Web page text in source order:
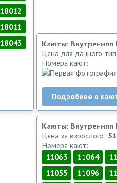
18012
18011
18043
Каюты: Внутренняя
Цена для данного
Номера кают:
Подробнее о
Каюты: Внутренняя
Цена за взрослого:
Номера кают:
11063
11064
11055
11096